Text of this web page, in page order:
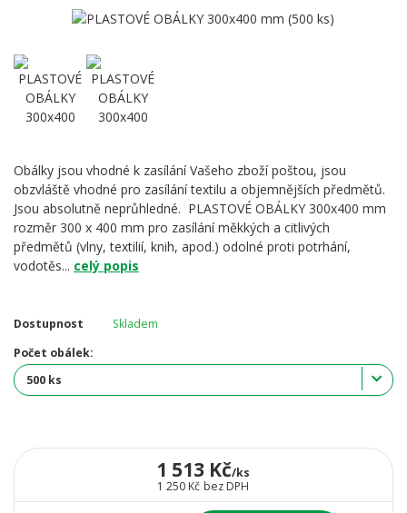
Obálky jsou vhodné k zasílání Vašeho zboží poštou, jsou
obzvláště vhodné pro zasílání textilu a objemnějších předmětů.
Jsou absolutně neprůhledné. PLASTOVÉ OBÁLKY 300x400 mm
rozměr 300 x 400 mm pro zasílání měkkých a citlivých
předmětů (vlny, textilií, knih, apod.) odolné proti potrhání,
vodotěs... celý popis
Dostupnost
Skladem
Počet obálek:
1 513 Kč/ks
1 250 Kč bez DPH